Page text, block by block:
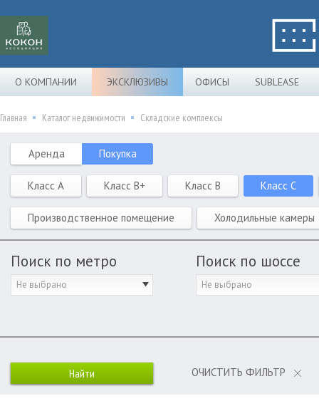
О КОМПАНИИ ЭКСКЛЮЗИВЫ ОФИСЫ SUBLEASE
Главная Каталог недвижимости Складские комплексы
Аренда Покупка
Класс A Класс B+ Класс B Класс C
Производственное помещение Холодильные камеры
Поиск по метро
Не выбрано
Поиск по шоссе
Не выбрано
ОЧИСТИТЬ ФИЛЬТР